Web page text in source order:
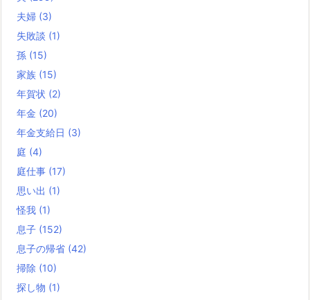
夫婦 (3)
失敗談 (1)
孫 (15)
家族 (15)
年賀状 (2)
年金 (20)
年金支給日 (3)
庭 (4)
庭仕事 (17)
思い出 (1)
怪我 (1)
息子 (152)
息子の帰省 (42)
掃除 (10)
探し物 (1)